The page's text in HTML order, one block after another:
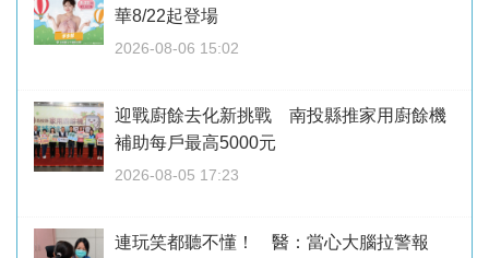
華8/22起登場
2026-08-06 15:02
迎戰廚餘去化新挑戰 南投縣推家用廚餘機
補助每戶最高5000元
2026-08-05 17:23
連玩笑都聽不懂！ 醫：當心大腦拉警報